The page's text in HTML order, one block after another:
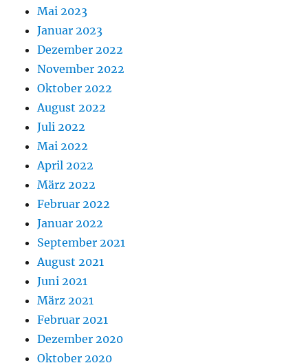
Mai 2023
Januar 2023
Dezember 2022
November 2022
Oktober 2022
August 2022
Juli 2022
Mai 2022
April 2022
März 2022
Februar 2022
Januar 2022
September 2021
August 2021
Juni 2021
März 2021
Februar 2021
Dezember 2020
Oktober 2020